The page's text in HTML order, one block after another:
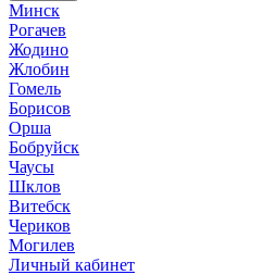
Минск
Рогачев
Жодино
Жлобин
Гомель
Борисов
Орша
Бобруйск
Чаусы
Шклов
Витебск
Чериков
Могилев
Личный кабинет